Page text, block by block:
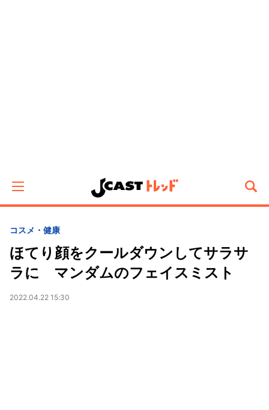
コスメ・健康
ほてり顔をクールダウンしてサラサ
ラに マンダムのフェイスミスト
2022.04.22 15:30